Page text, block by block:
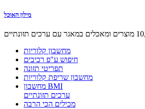
מילון האוכל
מחשבון קלוריות
חיפוש ע"פ רכיבים
תפריטי תזונה
מחשבון שריפת קלוריות
מחשבון BMI
ערכים תזונתיים
מכילים הכי הרבה